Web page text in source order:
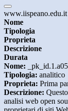
www.iispeano.edu.it
Nome
Tipologia
Proprieta
Descrizione
Durata
Nome:
Tipologia: analitico
Proprieta: Prima
Descrizione:
analisi web open